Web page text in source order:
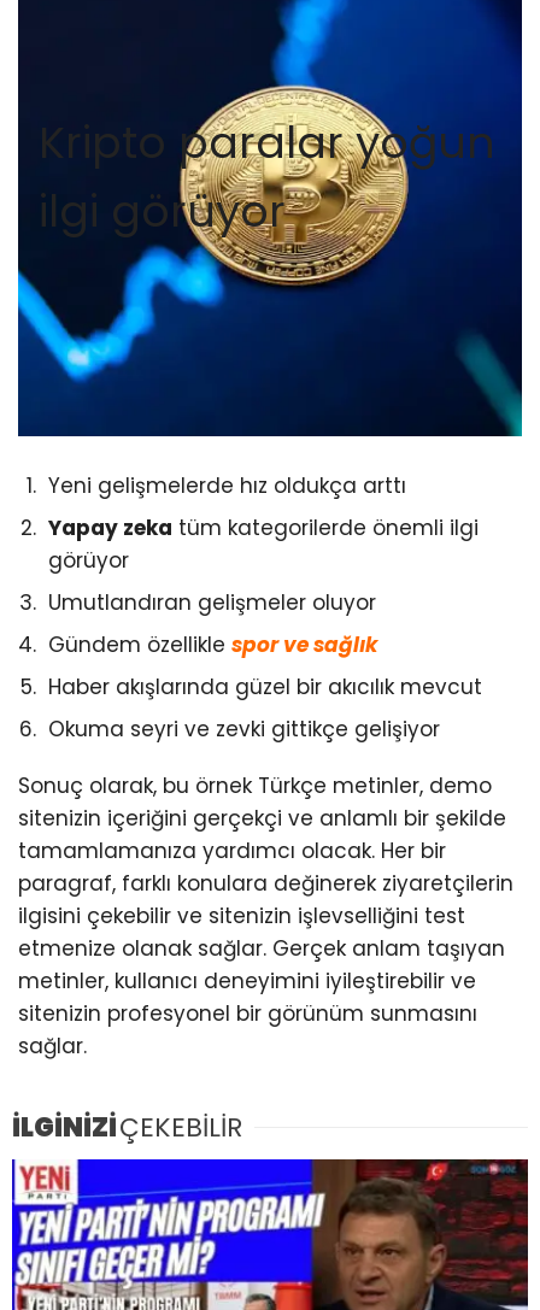
Kripto paralar yoğun
ilgi görüyor
Yeni gelişmelerde hız oldukça arttı
Yapay zeka tüm kategorilerde önemli ilgi
görüyor
Umutlandıran gelişmeler oluyor
Gündem özellikle spor ve sağlık
Haber akışlarında güzel bir akıcılık mevcut
Okuma seyri ve zevki gittikçe gelişiyor
Sonuç olarak, bu örnek Türkçe metinler, demo
sitenizin içeriğini gerçekçi ve anlamlı bir şekilde
tamamlamanıza yardımcı olacak. Her bir
paragraf, farklı konulara değinerek ziyaretçilerin
ilgisini çekebilir ve sitenizin işlevselliğini test
etmenize olanak sağlar. Gerçek anlam taşıyan
metinler, kullanıcı deneyimini iyileştirebilir ve
sitenizin profesyonel bir görünüm sunmasını
sağlar.
İLGİNİZİÇEKEBİLİR